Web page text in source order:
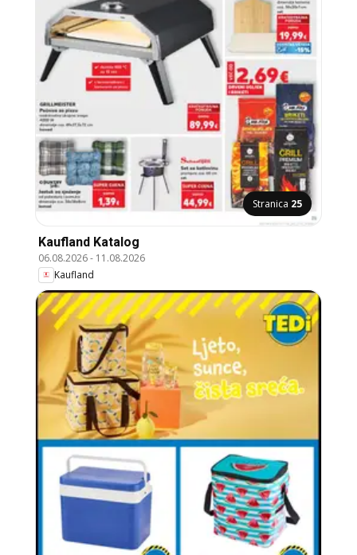
Stranica 25
Kaufland Katalog
06.08.2026- 11.08.2026
Kaufland